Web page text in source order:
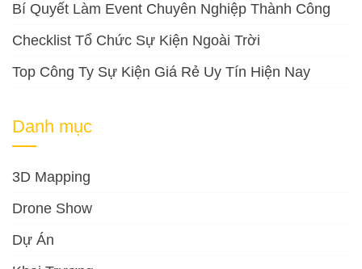
Bí Quyết Làm Event Chuyên Nghiệp Thành Công
Checklist Tổ Chức Sự Kiện Ngoài Trời
Top Công Ty Sự Kiện Giá Rẻ Uy Tín Hiện Nay
Danh mục
3D Mapping
Drone Show
Dự Án